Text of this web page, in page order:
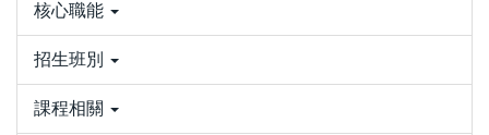
核心職能
招生班別
課程相關